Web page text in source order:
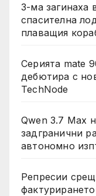
3-ма загинаха
спасителна
плаващия
Серията mate
дебютира с
TechNode
Qwen 3.7 Max
задгранични
автономно
Репресии